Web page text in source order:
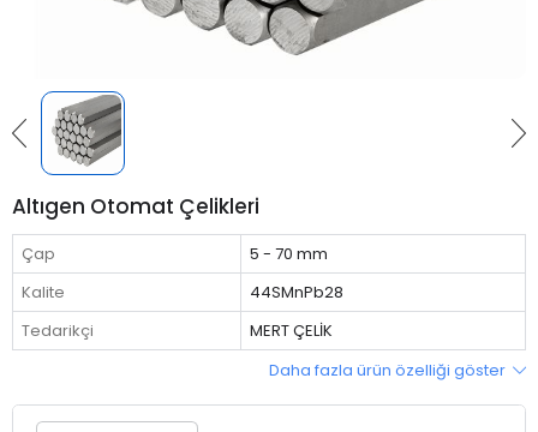
Altıgen Otomat Çelikleri
Çap
5 - 70 mm
Kalite
44SMnPb28
Tedarikçi
MERT ÇELİK
Daha fazla ürün özelliği göster